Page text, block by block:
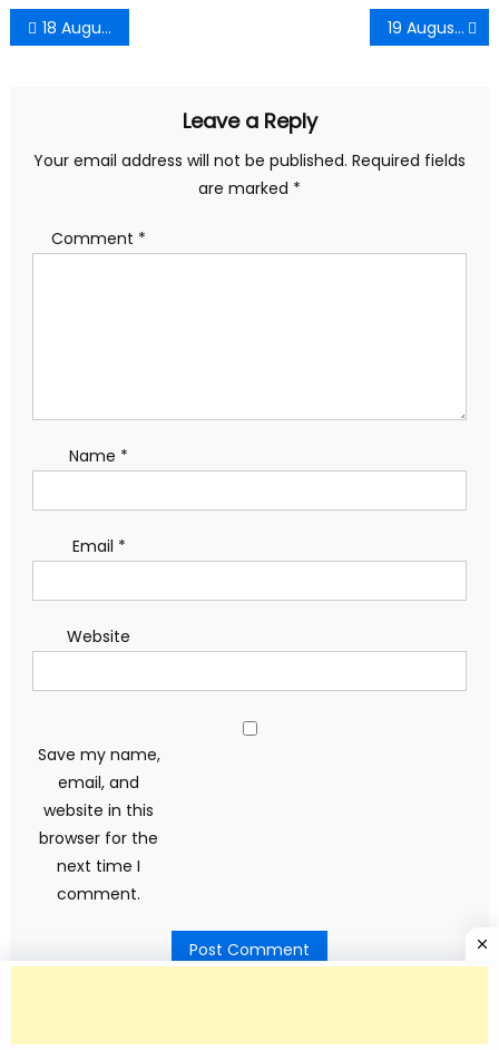
Post
18 August 2022 Rajasthan Current Affairs PDF in Hindi 19 August 2022 MP Current Affairs
Leave a Reply
Your email address will not be published. Required fields
are marked *
Comment *
Name *
Email *
Website
Save my name,
email, and
website in this
browser for the
next time I
comment.